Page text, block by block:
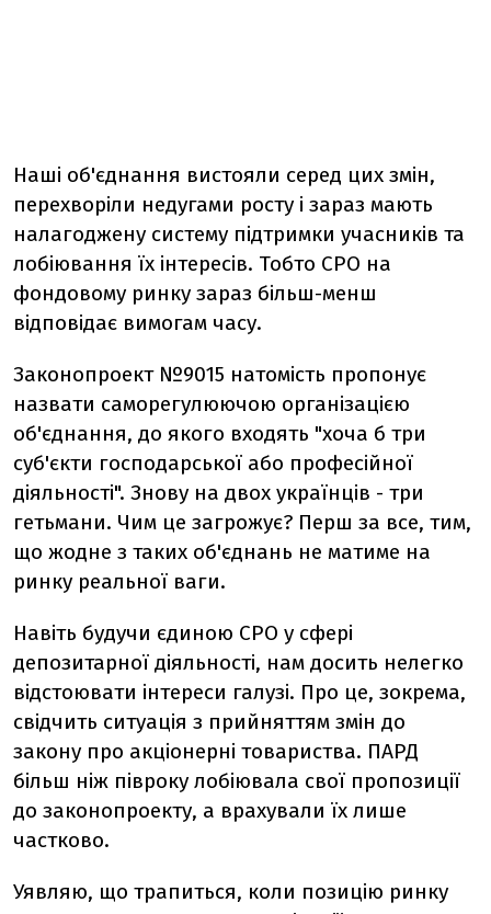
Наші об'єднання вистояли серед цих змін,
перехворіли недугами росту і зараз мають
налагоджену систему підтримки учасників та
лобіювання їх інтересів. Тобто СРО на
фондовому ринку зараз більш-менш
відповідає вимогам часу.
Законопроект №9015 натомість пропонує
назвати саморегулюючою організацією
об'єднання, до якого входять "хоча б три
суб'єкти господарської або професійної
діяльності". Знову на двох українців - три
гетьмани. Чим це загрожує? Перш за все, тим,
що жодне з таких об'єднань не матиме на
ринку реальної ваги.
Навіть будучи єдиною СРО у сфері
депозитарної діяльності, нам досить нелегко
відстоювати інтереси галузі. Про це, зокрема,
свідчить ситуація з прийняттям змін до
закону про акціонерні товариства. ПАРД
більш ніж півроку лобіювала свої пропозиції
до законопроекту, а врахували їх лише
частково.
Уявляю, що трапиться, коли позицію ринку